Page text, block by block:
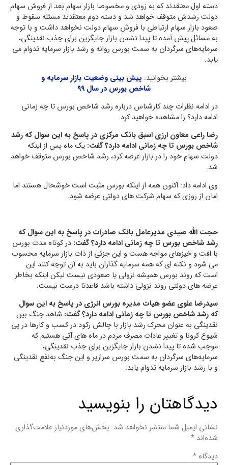
دسته اول معتقدند که به زودی و مخصوصا بازار سهام بعد از فروش سهام
دولت رشدش متوقف خواهد شد و دسته دوم معتقدند مسئله سقوط و
صعود بازار سهام ارتباطی با فروش سهام دولت نخواهد داشت و با توجه
به مسائل پیش آمده تا پیدا نشدن بازار جایگزین برای جذب نقدینگی،
سرمایه‌های سرگردان به سمت بورس روانه و رشد بازار سرمایه تدوام می
یابد.
بیشتر بخوانید: پیش بینی وضعیت بازار سرمایه و
شاخص بورس در سال ۹۹
در ادامه نظرات چند کارشناس درباره رشد شاخص بورس تا چه زمانی
ادامه دارد؟ را مشاهده خواهید کرد.
رضا راعی معاون ارزی اسبق بانک مرکزی در پاسخ به این سوال که رشد
شاخص بورس تا چه زمانی ادامه دارد؟ گفت: یک ماه پس از اینکه
دولت سهام خود را در بازار عرضه کرد، رشد شاخص بورس متوقف خواهد
شد.
وی ادامه داد: اکنون همه از اینکه بورس مثبت است خوشحال هستند اما
امان از روزی که سهام شرکت های دولتی عرضه شود.
حجت الله صیدی مدیرعامل بانک صادرات در پاسخ به این سوال که
رشد شاخص بورس تا چه زمانی ادامه دارد؟ گفت: در کوتاه مدت بورس
با افت و خیزهای مواجه هست و این جزئی از ذات بازار سرمایه محسوب
می شود و نکته ای که همه سرمایه گذاران باید به آن توجه کنند این
است که روند بورس همیشه نزولی یا صعودی نیست لیکن اینکه بخاطر
عرضه های دولتی روند نزولی داشته باشد قاعدتا درست نیست.
سیدرضا علوی عضو هیات مدیره بورس انرژی در پاسخ به این سوال
که رشد شاخص بورس تا چه زمانی ادامه دارد؟ گفت: شاهد جنگ بین
نقدینگی به عنوان محرک رشد بازار با چالش رکود در کسب و کار‌ها در پی
شیوع کرونا و تغییر عادات مصرف مردم در ماه ‌های آتی هستیم که
موجب شده تا پیدا نشدن بازار جایگزین برای جذب نقدینگی،
سرمایه‌های سرگردان به سمت بورس سرازیر و این جنگ به‌نفع نقدینگی
و با رشد بازار سرمایه تدوام یابد.
دیدگاهتان را بنویسید
نشانی ایمیل شما منتشر نخواهد شد. بخش‌های موردنیاز علامت‌گذاری
شده‌اند *
دیدگاه *